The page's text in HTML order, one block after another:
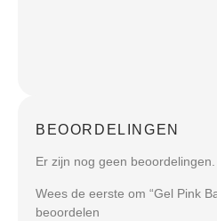
BEOORDELINGEN
Er zijn nog geen beoordelingen.
Wees de eerste om “Gel Pink
beoordelen